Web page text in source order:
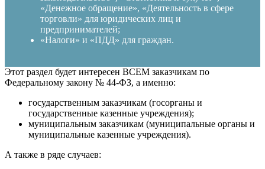
«Денежное обращение», «Деятельность в сфере
торговли» для юридических лиц и
предпринимателей;
«Налоги» и «ПДД» для граждан.
Этот раздел будет интересен ВСЕМ заказчикам по
Федеральному закону № 44-ФЗ, а именно:
государственным заказчикам (госорганы и
государственные казенные учреждения);
муниципальным заказчикам (муниципальные органы и
муниципальные казенные учреждения).
А также в ряде случаев: